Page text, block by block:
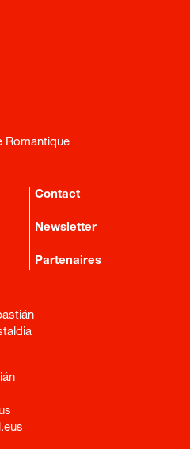
Romantique
Contact
Newsletter
Partenaires